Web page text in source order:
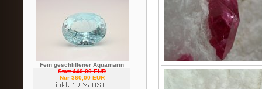
Fein geschliffener Aquamarin
Statt 440,00 EUR
Nur 360,00 EUR